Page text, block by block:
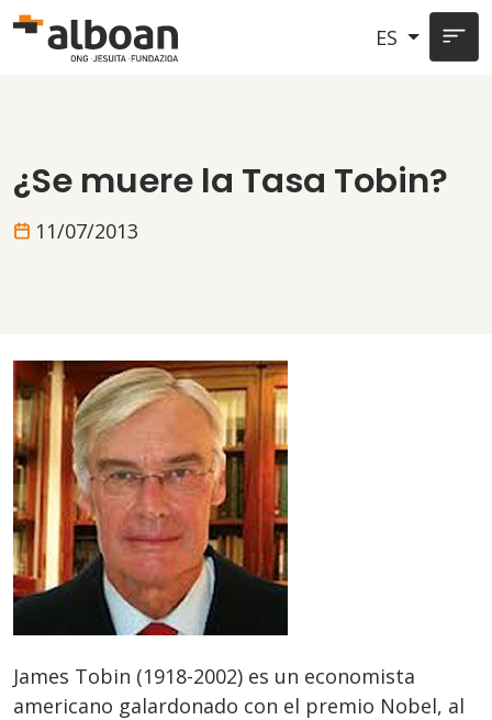
Pasar al contenido principal
ES
¿Se muere la Tasa Tobin?
11/07/2013
James Tobin (1918-2002) es un economista
americano galardonado con el premio Nobel, al